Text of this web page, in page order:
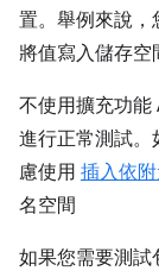
置。舉例來說，
將值寫入儲存空
不使用擴充功能
進行正常測試。
慮使用 插入依
名空間
如果您需要測試